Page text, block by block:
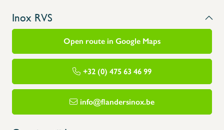
Inox RVS
Open route in Google Maps
+32 (0) 475 63 46 99
info@flandersinox.be